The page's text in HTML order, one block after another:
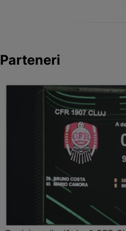
Parteneri